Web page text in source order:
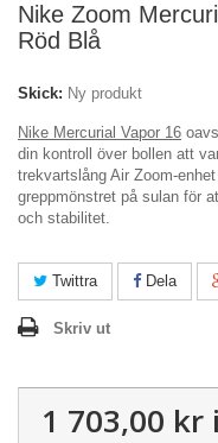
Nike Zoom
Röd Blå
Skick: Ny produkt
Nike Mercurial Vapor 16
din kontroll över bollen att
trekvartslång Air Zoom-
greppmönstret på sulan för
och stabilitet.
Twittra Dela
Skriv ut
1 703,00 kr